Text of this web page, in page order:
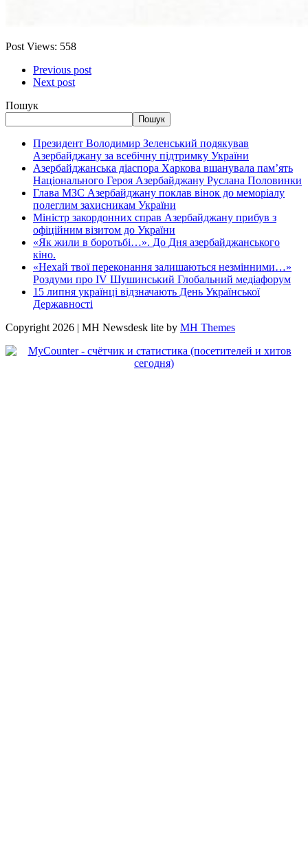
Post Views: 558
Previous post
Next post
Пошук
Пошук
Президент Володимир Зеленський подякував
Азербайджану за всебічну підтримку України
Азербайджанська діаспора Харкова вшанувала пам’ять
Національного Героя Азербайджану Руслана Половинки
Глава МЗС Азербайджану поклав вінок до меморіалу
полеглим захисникам України
Міністр закордонних справ Азербайджану прибув з
офіційним візитом до України
«Як жили в боротьбі…». До Дня азербайджанського
кіно.
«Нехай твої переконання залишаються незмінними…»
Роздуми про IV Шушинський Глобальний медіафорум
15 липня українці відзначають День Української
Державності
Copyright 2026 | MH Newsdesk lite by MH Themes